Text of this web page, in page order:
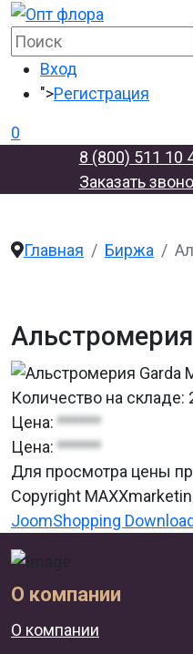
Вход
">Регистрация
0
8 (800) 511 10
Заказать
Главная Биржа
Количество на складе:
Цена:******
Цена:******
Для просмотра цены
Copyright
JoomShopping
О компании
О компании